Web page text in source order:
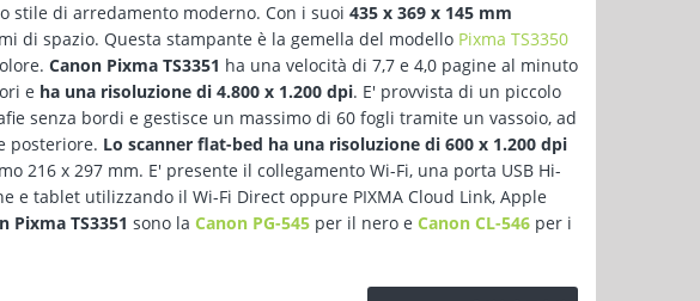
stile di arredamento moderno. Con i suoi 435 x 369 x 145 mm
di spazio. Questa stampante è la gemella del modello Pixma TS3350
Canon Pixma TS3351 ha una velocità di 7,7 e 4,0 pagine al minuto
e ha una risoluzione di 4.800 x 1.200 dpi. E' provvista di un piccolo
senza bordi e gestisce un massimo di 60 fogli tramite un vassoio, ad
posteriore. Lo scanner flat-bed ha una risoluzione di 600 x 1.200 dpi
216 x 297 mm. E' presente il collegamento Wi-Fi, una porta USB Hi-
e tablet utilizzando il Wi-Fi Direct oppure PIXMA Cloud Link, Apple
Pixma TS3351 sono la Canon PG-545 per il nero e Canon CL-546 per i